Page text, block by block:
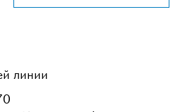
линии